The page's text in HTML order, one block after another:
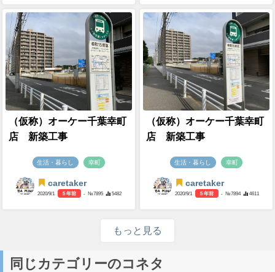
（仮称）オーケー千葉幸町
店 新築工事
生活・暮らし 幸町
caretaker
2020/9/1 5 年前 - №7895 5482
（仮称）オーケー千葉幸町
店 新築工事
生活・暮らし 幸町
caretaker
2020/9/1 5 年前 - №7894 4611
もっと見る
同じカテゴリーのコネタ